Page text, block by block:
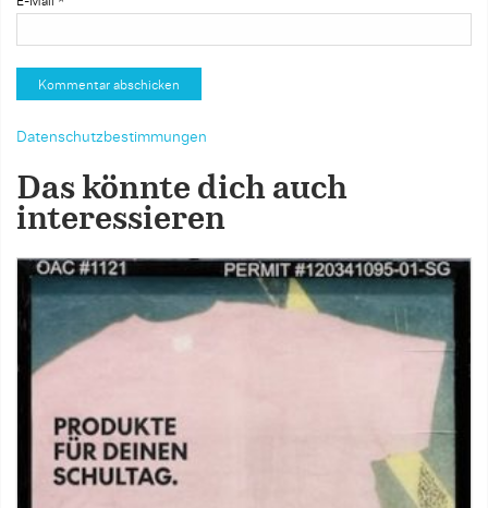
Datenschutzbestimmungen
Das könnte dich auch
interessieren